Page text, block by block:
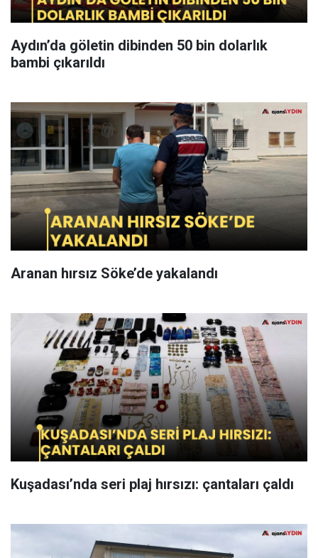
Aydın’da göletin dibinden 50 bin dolarlık
bambi çıkarıldı
Aranan hırsız Söke’de yakalandı
Kuşadası’nda seri plaj hırsızı: çantaları çaldı